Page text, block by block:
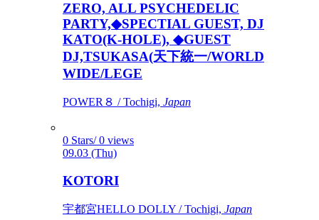
ZERO, ALL PSYCHEDELIC
PARTY,◆SPECTIAL GUEST, DJ
KATO(K-HOLE), ◆GUEST
DJ,TSUKASA(天下統一/WORLD
WIDE/LEGE
POWER８ / Tochigi, Japan
0 Stars/ 0 views
09.03 (Thu)
KOTORI
宇都宮HELLO DOLLY / Tochigi, Japan